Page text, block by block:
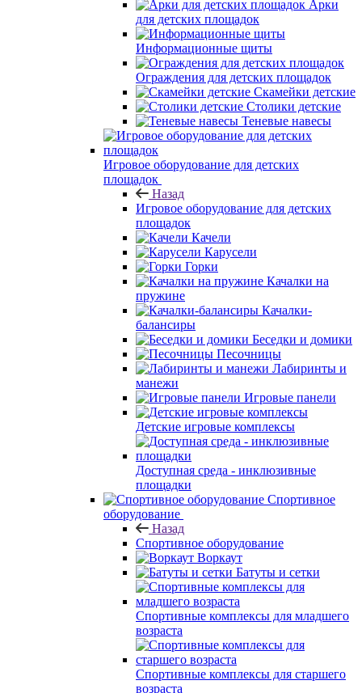
Арки
для детских площадок
Информационные щиты
Ограждения для детских площадок
Скамейки детские
Столики детские
Теневые навесы
Игровое оборудование для детских
площадок
Назад
Игровое оборудование для детских
площадок
Качели
Карусели
Горки
Качалки на
пружине
Качалки-
балансиры
Беседки и домики
Песочницы
Лабиринты и
манежи
Игровые панели
Детские игровые комплексы
Доступная среда - инклюзивные
площадки
Спортивное
оборудование
Назад
Спортивное оборудование
Воркаут
Батуты и сетки
Спортивные комплексы для младшего
возраста
Спортивные комплексы для старшего
возраста